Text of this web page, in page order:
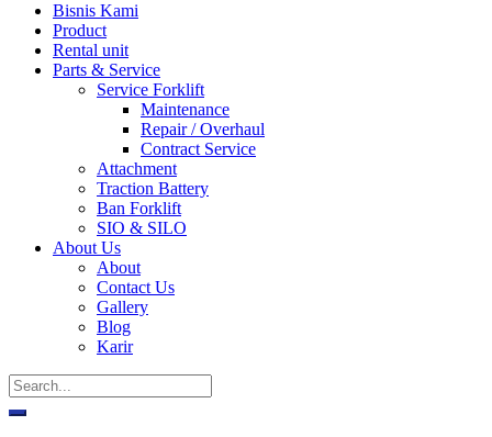
Bisnis Kami
Product
Rental unit
Parts & Service
Service Forklift
Maintenance
Repair / Overhaul
Contract Service
Attachment
Traction Battery
Ban Forklift
SIO & SILO
About Us
About
Contact Us
Gallery
Blog
Karir